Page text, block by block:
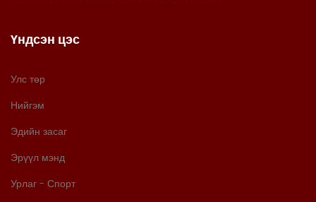
Үндсэн цэс
Улс төр
Нийгэм
Эдийн засаг
Эрүүл мэнд
Урлаг - Спорт